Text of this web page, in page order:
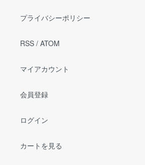
プライバシーポリシー
RSS / ATOM
マイアカウント
会員登録
ログイン
カートを見る